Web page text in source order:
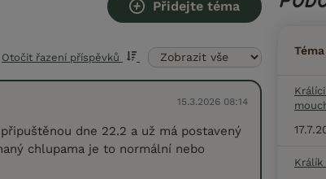
Přidejte téma
Otočit řazení příspěvků
15.3.2026 08:14
dne 22.2 a už má postavený
chlupama je to normální nebo
Téma